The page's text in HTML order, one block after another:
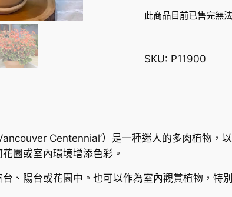
此商品目前已售完無
SKU: P11900
Centennial’）是一種迷人的多肉植物，
園或室內環境增添色彩。
、陽台或花園中。也可以作為室內觀賞植物，特